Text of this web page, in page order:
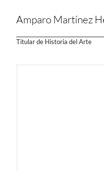
Amparo Martínez
Titular de Historia del Arte